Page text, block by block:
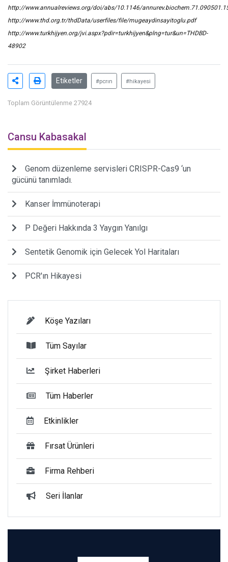
http://www.annualreviews.org/doi/abs/10.1146/
http://www.thd.org.tr/thdData/userfiles/file/mugeaydinsayitoglu.pdf
http://www.turkhijyen.org/jvi.aspx?pdir=turkhijyen&plng=tur&un=THDBD-
48902
Etiketler #pcrın #hikayesi
Toplam Görüntülenme 27924
Cansu Kabasakal
Genom düzenleme servisleri CRISPR-Cas9 ‘un
gücünü tanımladı.
Kanser İmmünoterapi
P Değeri Hakkında 3 Yaygın Yanılgı
Sentetik Genomik için Gelecek Yol Haritaları
PCR'ın Hikayesi
Köşe Yazıları
Tüm Sayılar
Şirket Haberleri
Tüm Haberler
Etkinlikler
Fırsat Ürünleri
Firma Rehberi
Seri İlanlar